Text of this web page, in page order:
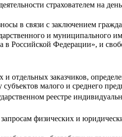
страхователем на
в связи с заключением
и муниципального
Российской Федерации», и
отдельных заказчиков,
малого и среднего
реестре
физических и